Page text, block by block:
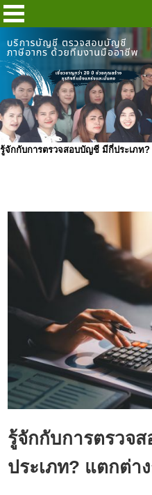
รู้จักกับการตรวจสอบบัญชี มีกี่ประเภท?
รู้จักกับการตรวจ
ประเภท? แตกต่า